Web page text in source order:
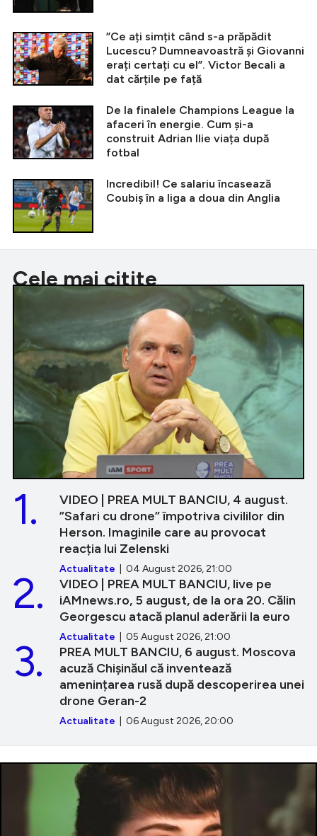
”Ce ați simțit când s-a prăpădit
Lucescu? Dumneavoastră și Giovanni
erați certați cu el”. Victor Becali a
dat cărțile pe față
De la finalele Champions League la
afaceri în energie. Cum și-a
construit Adrian Ilie viața după
fotbal
Incredibil! Ce salariu încasează
Coubiș în a liga a doua din Anglia
Cele mai citite
VIDEO | PREA MULT BANCIU, 4 august.
”Safari cu drone” împotriva civililor din
Herson. Imaginile care au provocat
reacția lui Zelenski
Actualitate | 04 August 2026, 21:00
1.
VIDEO | PREA MULT BANCIU, live pe
iAMnews.ro, 5 august, de la ora 20. Călin
Georgescu atacă planul aderării la euro
Actualitate | 05 August 2026, 21:00
2.
PREA MULT BANCIU, 6 august. Moscova
acuză Chișinăul că inventează
amenințarea rusă după descoperirea unei
drone Geran-2
Actualitate | 06 August 2026, 20:00
3.